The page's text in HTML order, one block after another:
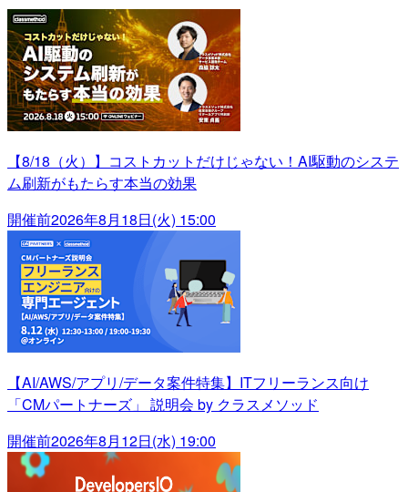
【8/18（火）】コストカットだけじゃない！AI駆動のシステ
ム刷新がもたらす本当の効果
開催前2026年8月18日(火) 15:00
【AI/AWS/アプリ/データ案件特集】ITフリーランス向け
「CMパートナーズ」 説明会 by クラスメソッド
開催前2026年8月12日(水) 19:00